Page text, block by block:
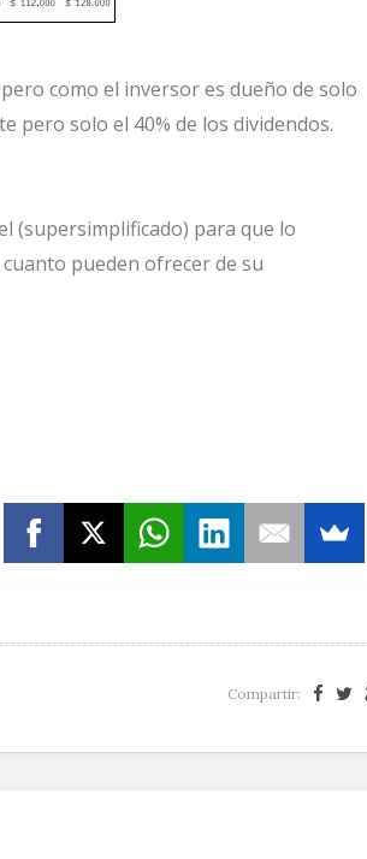
como el inversor es dueño de solo
pero solo el 40% de los dividendos.
(supersimplificado) para que lo
pueden ofrecer de su
Compartir: